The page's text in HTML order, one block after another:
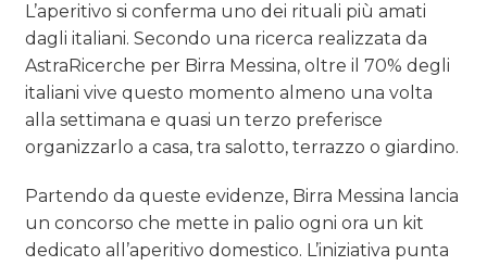
CASE HISTORY
OPINIONI
L’aperitivo si conferma uno dei rituali più amati
dagli italiani. Secondo una ricerca realizzata da
AstraRicerche per Birra Messina, oltre il 70% degli
italiani vive questo momento almeno una volta
alla settimana e quasi un terzo preferisce
organizzarlo a casa, tra salotto, terrazzo o giardino.
Partendo da queste evidenze, Birra Messina lancia
un concorso che mette in palio ogni ora un kit
dedicato all’aperitivo domestico. L’iniziativa punta